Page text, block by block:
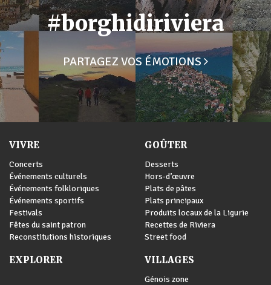
#borghidiriviera
PARTAGEZ VOS ÉMOTIONS
VIVRE
Concerts
Événements culturels
Événements folkloriques
Événements sportifs
Festivals
Fêtes du saint patron
Reconstitutions historiques
GOÛTER
Desserts
Hors-d’œuvre
Plats de pâtes
Plats principaux
Produits locaux de la Ligurie
Recettes de Riviera
Street food
EXPLORER VILLAGES
Génois zone